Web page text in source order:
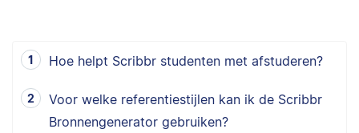
Hoe helpt Scribbr studenten met afstuderen?
Voor welke referentiestijlen kan ik de Scribbr
Bronnengenerator gebruiken?